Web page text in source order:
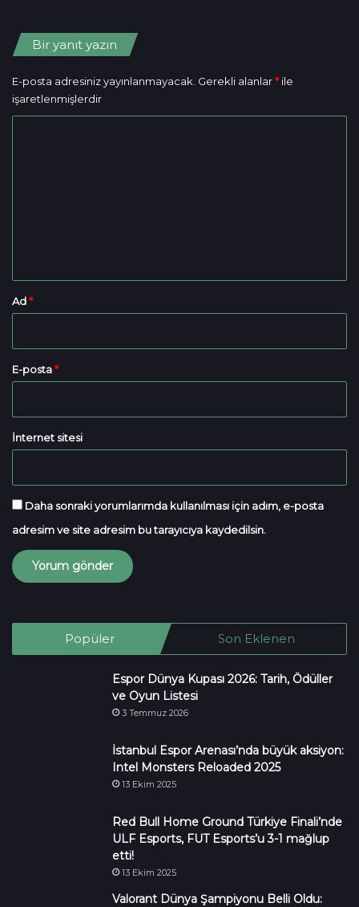
Bir yanıt yazın
E-posta adresiniz yayınlanmayacak. Gerekli alanlar*ile
işaretlenmişlerdir
Ad*
E-posta*
İnternet sitesi
Daha sonraki yorumlarımda kullanılması için adım, e-posta
adresim ve site adresim bu tarayıcıya kaydedilsin.
Popüler Son Eklenen
Espor Dünya Kupası 2026: Tarih, Ödüller
ve Oyun Listesi
3 Temmuz 2026
İstanbul Espor Arenası’nda büyük aksiyon:
Intel Monsters Reloaded 2025
13 Ekim 2025
Red Bull Home Ground Türkiye Finali’nde
ULF Esports, FUT Esports’u 3-1 mağlup
etti!
13 Ekim 2025
Valorant Dünya Şampiyonu Belli Oldu: